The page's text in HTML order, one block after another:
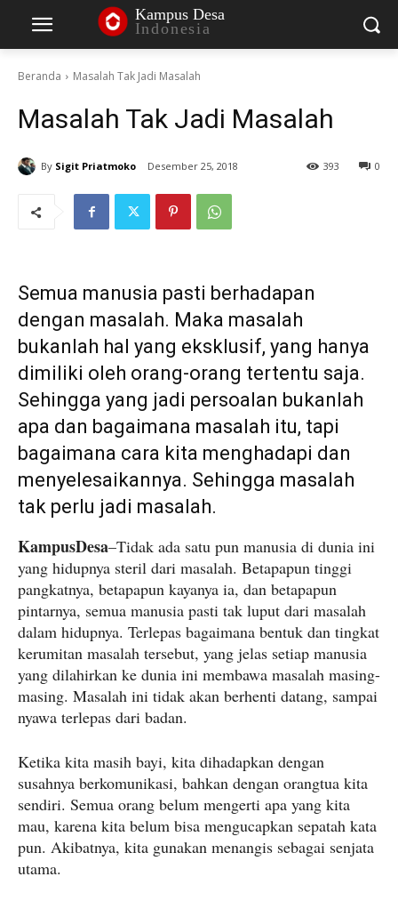
Kampus Desa
Indonesia
Beranda Masalah Tak Jadi Masalah
Masalah Tak Jadi Masalah
By Sigit Priatmoko Desember 25, 2018 0
393
Semua manusia pasti berhadapan
dengan masalah. Maka masalah
bukanlah hal yang eksklusif, yang hanya
dimiliki oleh orang-orang tertentu saja.
Sehingga yang jadi persoalan bukanlah
apa dan bagaimana masalah itu, tapi
bagaimana cara kita menghadapi dan
menyelesaikannya. Sehingga masalah
tak perlu jadi masalah.
KampusDesa–Tidak ada satu pun manusia di dunia ini
yang hidupnya steril dari masalah. Betapapun tinggi
pangkatnya, betapapun kayanya ia, dan betapapun
pintarnya, semua manusia pasti tak luput dari masalah
dalam hidupnya. Terlepas bagaimana bentuk dan tingkat
kerumitan masalah tersebut, yang jelas setiap manusia
yang dilahirkan ke dunia ini membawa masalah masing-
masing. Masalah ini tidak akan berhenti datang, sampai
nyawa terlepas dari badan.
Ketika kita masih bayi, kita dihadapkan dengan
susahnya berkomunikasi, bahkan dengan orangtua kita
sendiri. Semua orang belum mengerti apa yang kita
mau, karena kita belum bisa mengucapkan sepatah kata
pun. Akibatnya, kita gunakan menangis sebagai senjata
utama.